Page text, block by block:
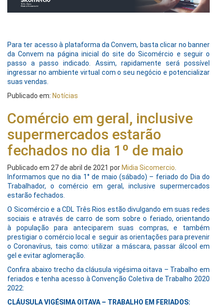
Para ter acesso à plataforma da Convem, basta clicar no banner
da Convem na página inicial do site do Sicomércio e seguir o
passo a passo indicado. Assim, rapidamente será possível
ingressar no ambiente virtual com o seu negócio e potencializar
suas vendas.
Publicado em: Notícias
Comércio em geral, inclusive
supermercados estarão
fechados no dia 1º de maio
Publicado em 27 de abril de 2021 por Midia Sicomercio.
Informamos que no dia 1° de maio (sábado) – feriado do Dia do
Trabalhador, o comércio em geral, inclusive supermercados
estarão fechados.
O Sicomércio e a CDL Três Rios estão divulgando em suas redes
sociais e através de carro de som sobre o feriado, orientando
à população para anteciparem suas compras, e também
prestigiar o comércio local e seguir as orientações para prevenir
o Coronavírus, tais como: utilizar a máscara, passar álcool em
gel e evitar aglomeração.
Confira abaixo trecho da cláusula vigésima oitava – Trabalho em
feriados e tenha acesso à Convenção Coletiva de Trabalho 2020
2022:
CLÁUSULA VIGÉSIMA OITAVA – TRABALHO EM FERIADOS: